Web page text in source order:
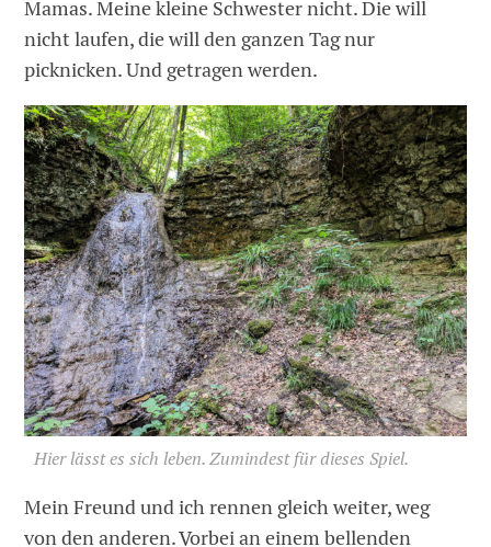
Mamas. Meine kleine Schwester nicht. Die will
nicht laufen, die will den ganzen Tag nur
picknicken. Und getragen werden.
Hier lässt es sich leben. Zumindest für dieses Spiel.
Mein Freund und ich rennen gleich weiter, weg
von den anderen. Vorbei an einem bellenden